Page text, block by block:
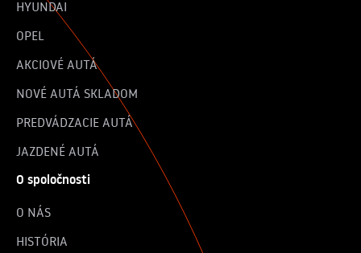
HYUNDAI
OPEL
AKCIOVÉ AUTÁ
NOVÉ AUTÁ SKLADOM
PREDVÁDZACIE AUTÁ
JAZDENÉ AUTÁ
O spoločnosti
O NÁS
HISTÓRIA